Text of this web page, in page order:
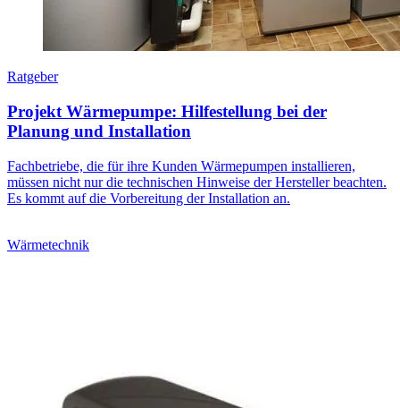
Ratgeber
Projekt Wärmepumpe: Hilfestellung bei der
Planung und Installation
Fachbetriebe, die für ihre Kunden Wärmepumpen installieren,
müssen nicht nur die technischen Hinweise der Hersteller beachten.
Es kommt auf die Vorbereitung der Installation an.
Wärmetechnik